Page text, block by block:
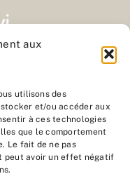
aux
utilisons des
et/ou accéder aux
à ces technologies
que le comportement
Le fait de ne pas
peut avoir un effet négatif